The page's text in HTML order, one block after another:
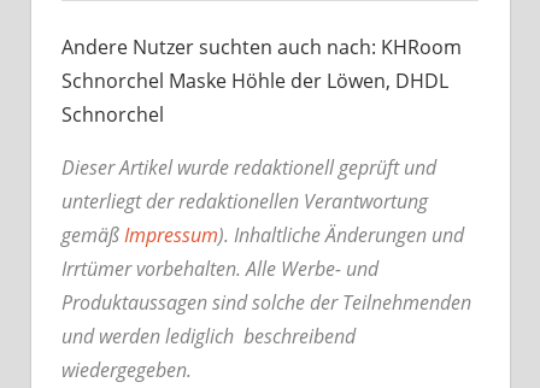
Andere Nutzer suchten auch nach: KHRoom
Schnorchel Maske Höhle der Löwen, DHDL
Schnorchel
Dieser Artikel wurde redaktionell geprüft und
unterliegt der redaktionellen Verantwortung
gemäßImpressum). Inhaltliche Änderungen und
Irrtümer vorbehalten. Alle Werbe- und
Produktaussagen sind solche der Teilnehmenden
und werden lediglich beschreibend
wiedergegeben.